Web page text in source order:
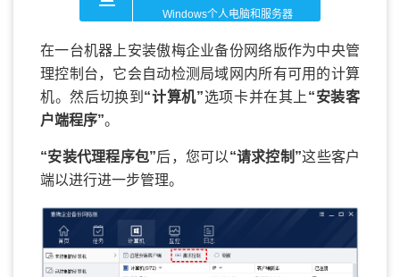
Windows个人电脑和服务器
在一台机器上安装傲梅企业备份网络版作为中央管
理控制台，它会自动检测局域网内所有可用的计算
机。然后切换到 “计算机”选项卡并在其上 “安装客
户端程序”。
“安装代理程序包”后，您可以 “请求控制”这些客户
端以进行进一步管理。